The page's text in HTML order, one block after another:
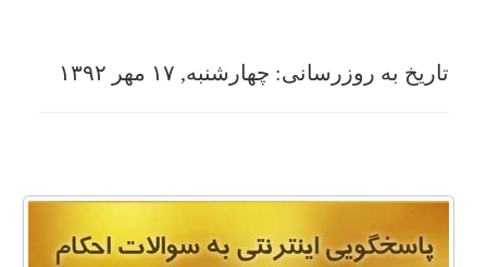
ویژه نامه ها
سایر
کاربر میهمان